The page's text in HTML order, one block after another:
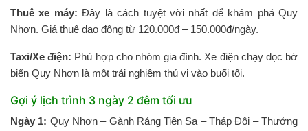
Thuê xe máy: Đây là cách tuyệt vời nhất để khám phá Quy
Nhơn. Giá thuê dao động từ 120.000đ – 150.000đ/ngày.
Taxi/Xe điện: Phù hợp cho nhóm gia đình. Xe điện chạy dọc bờ
biển Quy Nhơn là một trải nghiệm thú vị vào buổi tối.
Gợi ý lịch trình 3 ngày 2 đêm tối ưu
Ngày 1: Quy Nhơn – Gành Ráng Tiên Sa – Tháp Đôi – Thưởng